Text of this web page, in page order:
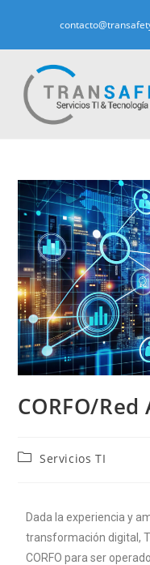
CORFO/
Servicios TI
Dada la experiencia y
transformación digital,
CORFO para ser